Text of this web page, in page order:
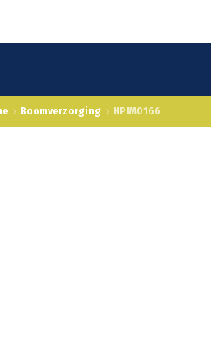
Boomverzorging HPIM0166